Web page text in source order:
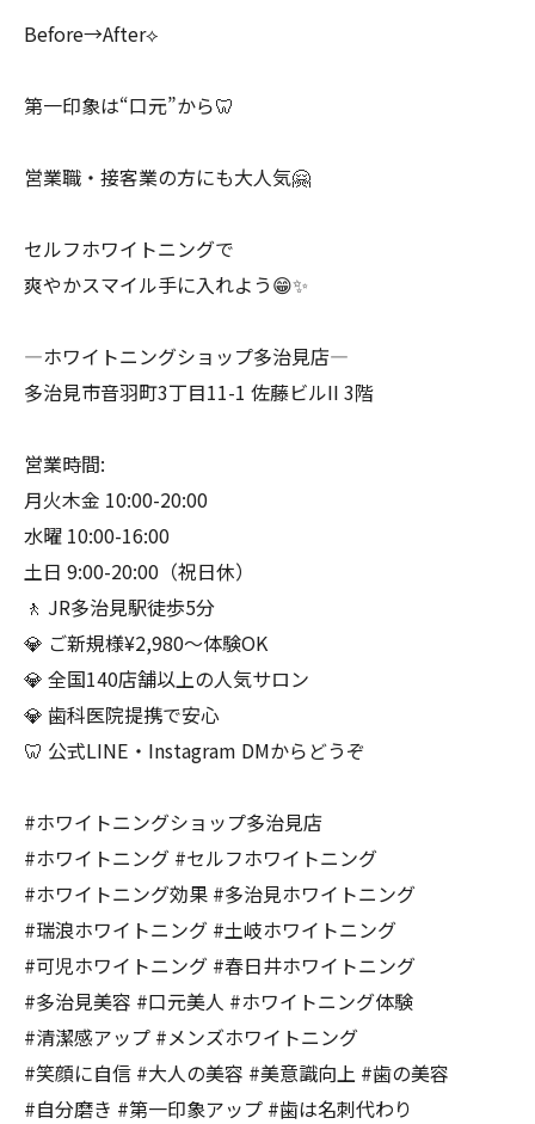
Before→After⟡
第一印象は“口元”から🦷
営業職・接客業の方にも大人気🤗
セルフホワイトニングで
爽やかスマイル手に入れよう😁✨
―ホワイトニングショップ多治見店―
多治見市音羽町3丁目11-1 佐藤ビルII 3階
営業時間:
月火木金 10:00-20:00
水曜 10:00-16:00
土日 9:00-20:00（祝日休）
🚶 JR多治見駅徒歩5分
💎 ご新規様¥2,980〜体験OK
💎 全国140店舗以上の人気サロン
💎 歯科医院提携で安心
🦷 公式LINE・Instagram DMからどうぞ
#ホワイトニングショップ多治見店
#ホワイトニング #セルフホワイトニング
#ホワイトニング効果 #多治見ホワイトニング
#瑞浪ホワイトニング #土岐ホワイトニング
#可児ホワイトニング #春日井ホワイトニング
#多治見美容 #口元美人 #ホワイトニング体験
#清潔感アップ #メンズホワイトニング
#笑顔に自信 #大人の美容 #美意識向上 #歯の美容
#自分磨き #第一印象アップ #歯は名刺代わり